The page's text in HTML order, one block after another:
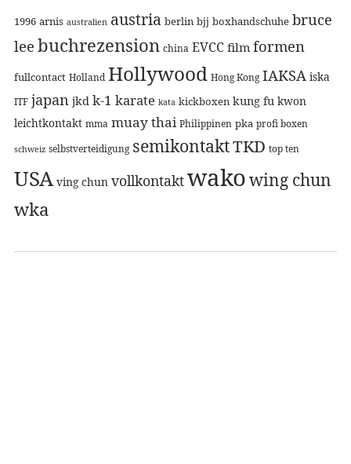
1996 arnis australien austria berlin bjj boxhandschuhe bruce
lee buchrezension china EVCC film formen
fullcontact Holland Hollywood Hong Kong IAKSA iska
ITF japan jkd k-1 karate kata kickboxen kung fu kwon
leichtkontakt mma muay thai Philippinen pka profi boxen
schweiz selbstverteidigung semikontaktTKD top ten
USA ving chun vollkontaktwakowing chun
wka